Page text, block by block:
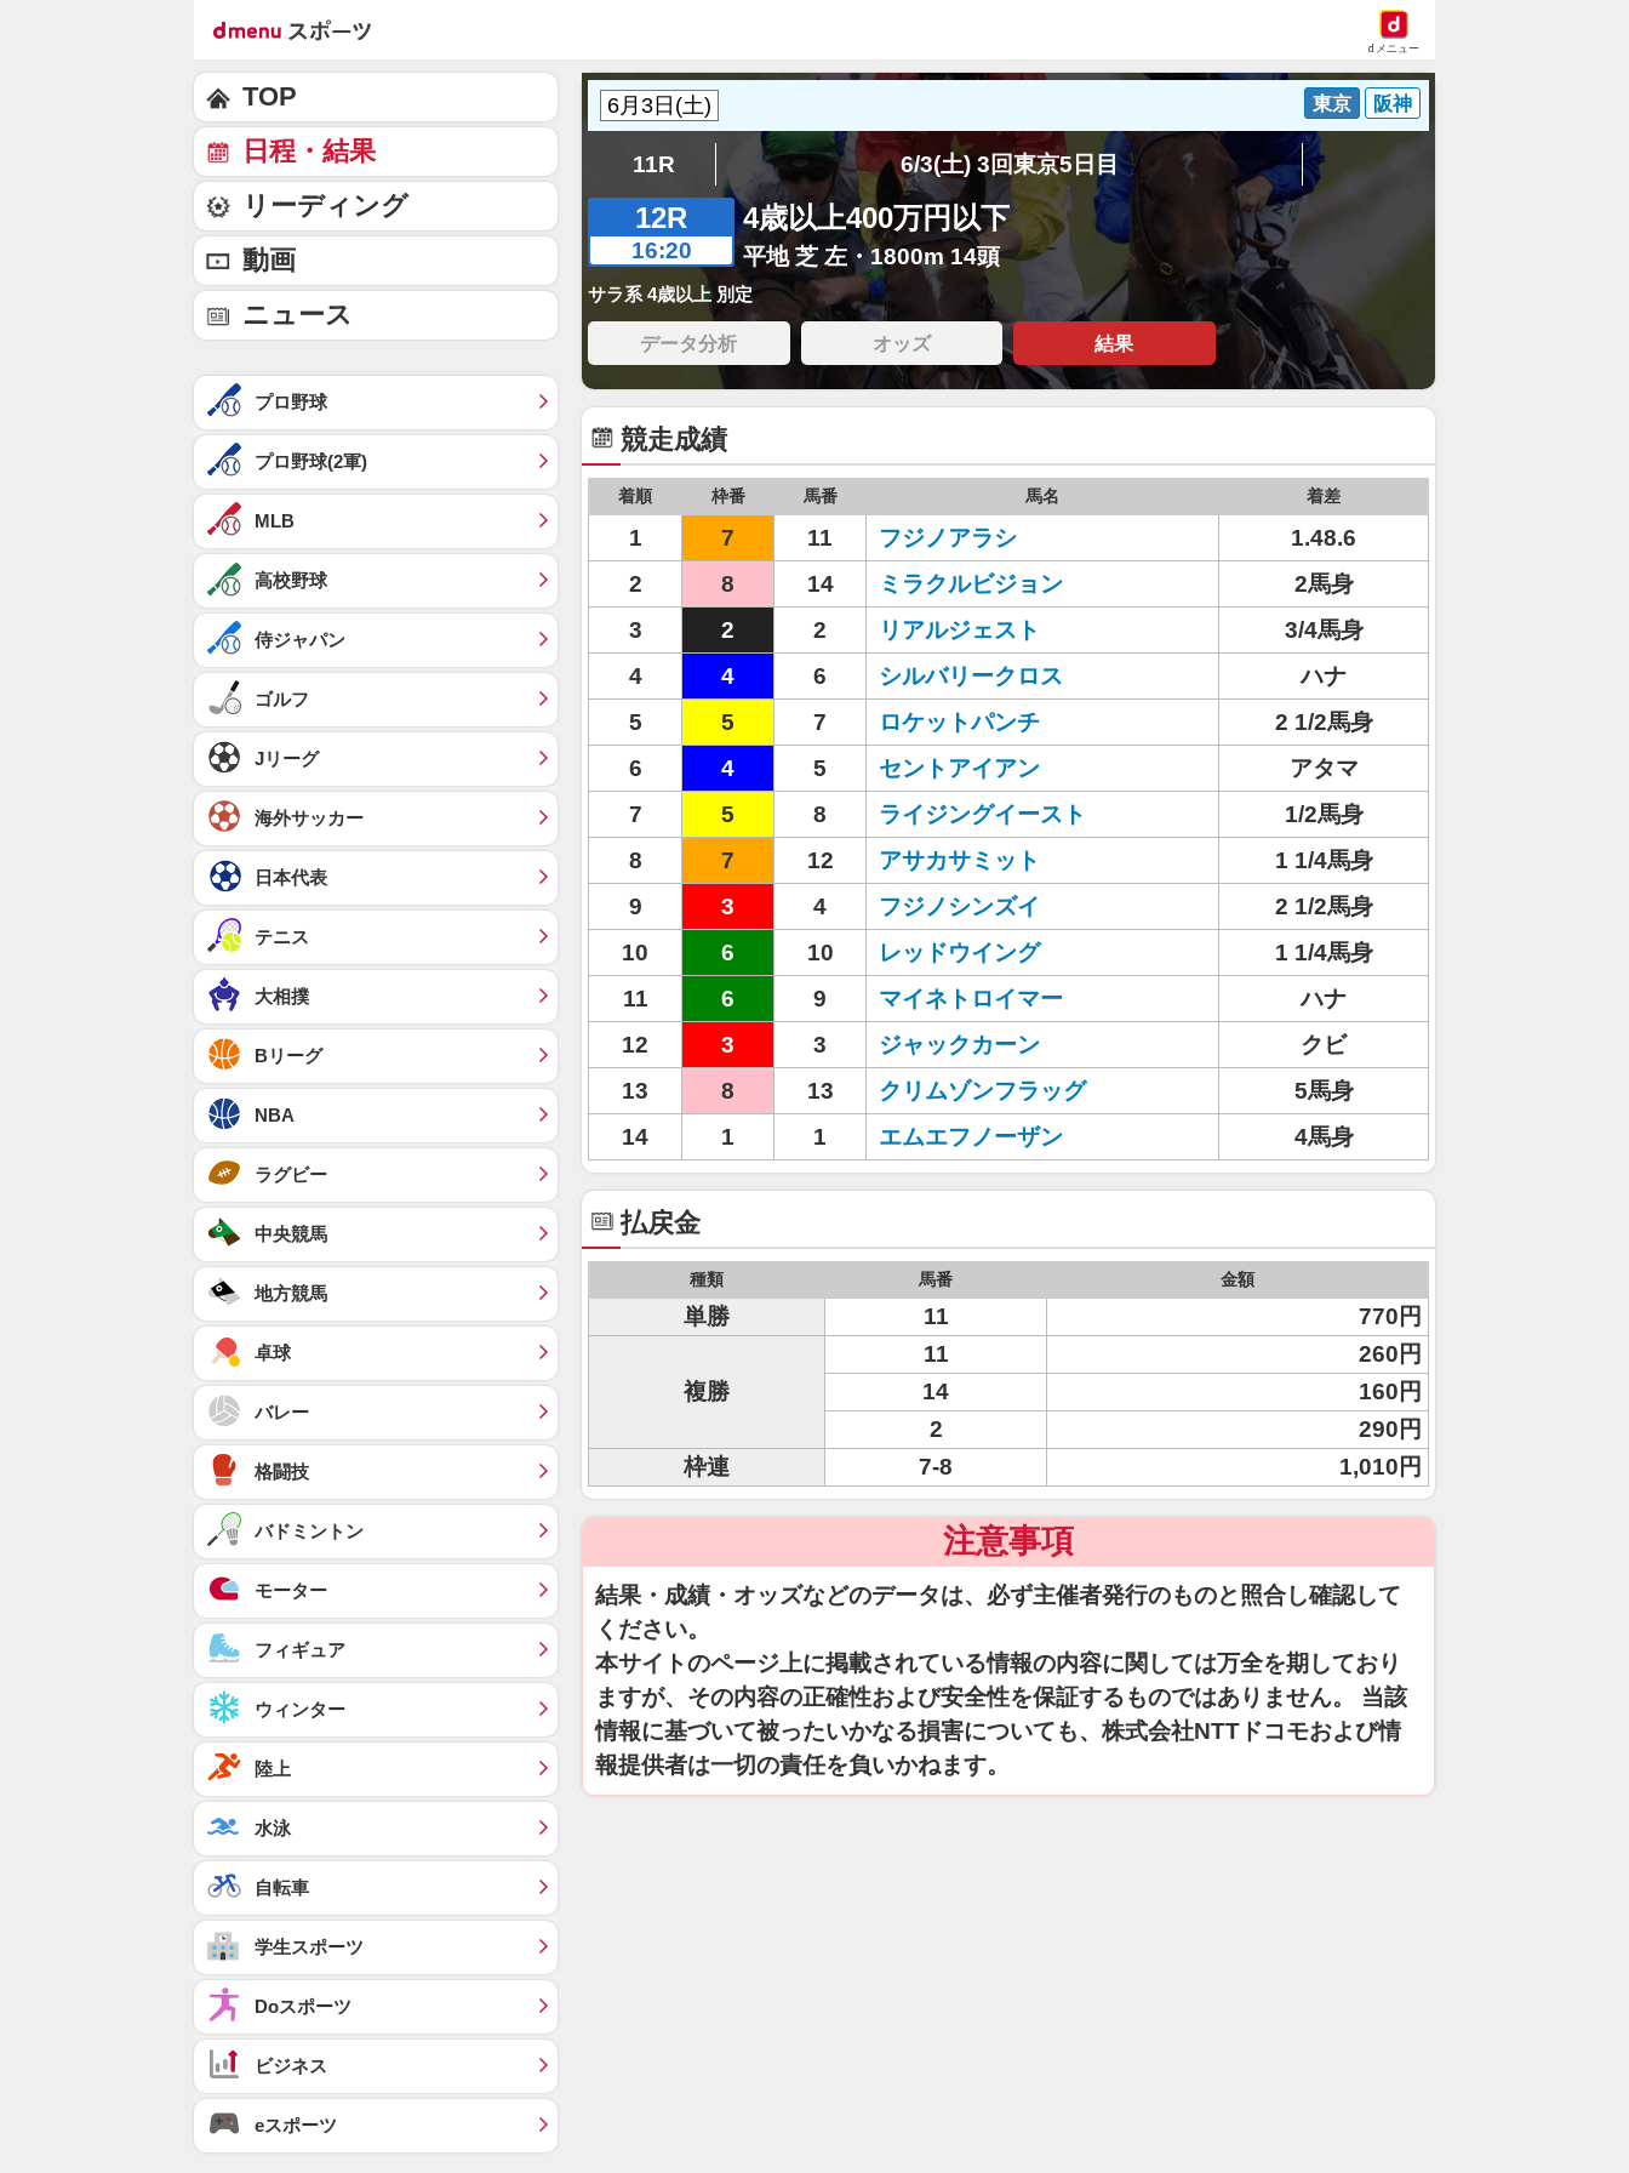
dメニュー
東京 阪神
11R 6/3(土) 3回東京5日目
12R
16:20
4歳以上400万円以下
平地 芝 左・1800m 14頭
サラ系 4歳以上 別定
データ分析 オッズ 結果
競走成績
着順 枠番 馬番 馬名 着差
1 7 11 フジノアラシ
1.48.6
2
8 14 ミラクルビジョン
2馬身
3
2 2 リアルジェスト
3/4馬身
4
4 6 シルバリークロス
ハナ
5
5 7 ロケットパンチ
2 1/2馬身
6
4 5 セントアイアン
アタマ
7
5 8 ライジングイースト
1/2馬身
8
7 12 アサカサミット
1 1/4馬身
9
3 4 フジノシンズイ
2 1/2馬身
10
6 10 レッドウイング
1 1/4馬身
11
6 9 マイネトロイマー
ハナ
12
3 3 ジャックカーン
クビ
13
8 13 クリムゾンフラッグ
5馬身
14
1 1 エムエフノーザン 4馬身
払戻金
種類 馬番 金額
単勝 11 770円
複勝
11
260円
14
160円
2
290円
枠連
7-8 1,010円
注意事項
結果・成績・オッズなどのデータは、必ず主催者発行のものと照合し確認して
ください。
本サイトのページ上に掲載されている情報の内容に関しては万全を期しており
ますが、その内容の正確性および安全性を保証するものではありません。 当該
情報に基づいて被ったいかなる損害についても、株式会社NTTドコモおよび情
報提供者は一切の責任を負いかねます。
TOP
日程・結果
リーディング
動画
ニュース
プロ野球
プロ野球(2軍)
MLB
高校野球
侍ジャパン
ゴルフ
Jリーグ
海外サッカー
日本代表
テニス
大相撲
Bリーグ
NBA
ラグビー
中央競馬
地方競馬
卓球
バレー
格闘技
バドミントン
モーター
フィギュア
ウィンター
陸上
水泳
自転車
学生スポーツ
Doスポーツ
ビジネス
eスポーツ